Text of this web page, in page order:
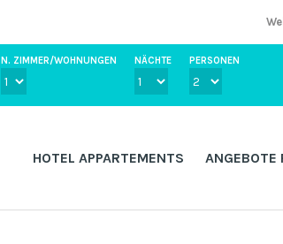
N. ZIMMER/WOHNUNGEN NÄCHTE PERSONEN
HOTEL APPARTEMENTS ANGEBOTE